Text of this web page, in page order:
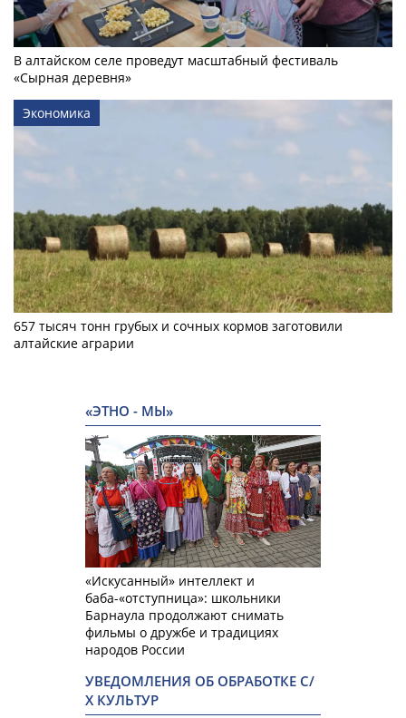
В алтайском селе проведут масштабный фестиваль
«Сырная деревня»
Экономика
657 тысяч тонн грубых и сочных кормов заготовили
алтайские аграрии
«ЭТНО - МЫ»
«Искусанный» интеллект и
баба-«отступница»: школьники
Барнаула продолжают снимать
фильмы о дружбе и традициях
народов России
УВЕДОМЛЕНИЯ ОБ ОБРАБОТКЕ С/
Х КУЛЬТУР